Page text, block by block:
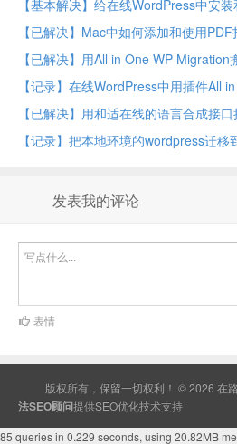
【基本解决】给在线WordPress中安
【已解决】Mac中如何添加和使用
【已解决】用和适在线的语言合成接
【记录】把本地环境的wordpress迁移
发表我的评论
表情
版权所有，保留一切权利！ © 2026 在
法SEO顾问提供SEO优化技术支持
85 queries in 0.229 seconds, using 20.82MB